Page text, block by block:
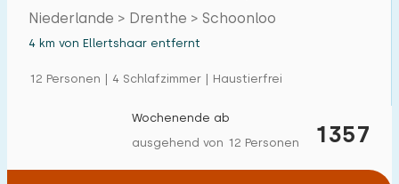
Niederlande > Drenthe > Schoonloo
4 km von Ellertshaar entfernt
12 Personen | 4 Schlafzimmer | Haustierfrei
1357
Wochenende ab
ausgehend von 12 Personen